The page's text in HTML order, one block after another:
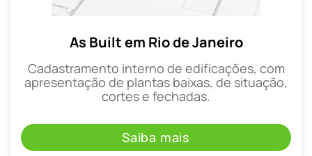
As Built em Rio de Janeiro
Cadastramento interno de edificações, com
apresentação de plantas baixas, de situação,
cortes e fechadas.
Saiba mais